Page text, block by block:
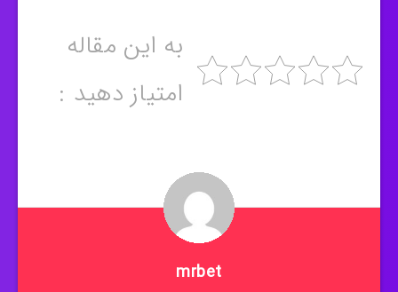
به این مقاله
امتیاز دهید :
mrbet